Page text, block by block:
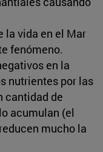
la vida en el Mar
fenómeno.
en la
nutrientes por las
cantidad de
acumulan (el
mucho la